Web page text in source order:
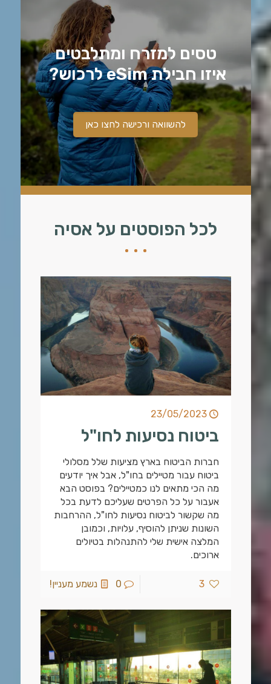
טסים למזרח ומתלבטים
איזו חבילת eSim לרכוש?
להשוואה ורכישה לחצו כאן
לכל הפוסטים על אסיה
23/05/2023
ביטוח נסיעות לחו"ל
חברות הביטוח בארץ מציעות שלל מסלולי
ביטוח עבור מטיילים בחו"ל, אבל איך יודעים
מה הכי מתאים לנו כמטיילים? בפוסט הבא
אעבור על כל הפרטים שעליכם לדעת בכל
מה שקשור לביטוח נסיעות לחו"ל, ההרחבות
השונות שניתן להוסיף, עלויות, וכמובן
המלצה אישית שלי להתנהלות בטיולים
ארוכים.
3
0 נשמע מעניין!